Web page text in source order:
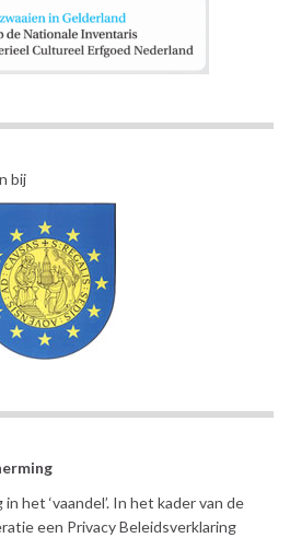
bij
het ‘vaandel’. In het kader van de
een Privacy Beleidsverklaring